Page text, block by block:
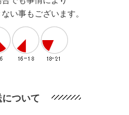
い事もございます。
ついて